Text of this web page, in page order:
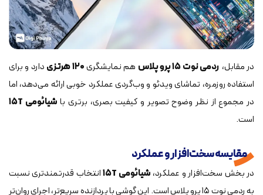
در مقابل، ردمی نوت ۱۵ پرو پلاس هم نمایشگری۱۲۰ هرتزی
دارد و برای
استفاده روزمره، تماشای ویدئو و وب‌گردی عملکرد خوبی ارائه می‌دهد، اما
در مجموع از نظر وضوح تصویر و کیفیت بصری، برتری با شیائومی ۱۵T
است.
مقایسه سخت‌افزار و عملکرد
در بخش سخت‌افزار و عملکرد،شیائومی ۱۵T
انتخاب قدرتمندتری نسبت
به ردمی نوت ۱۵ پرو پلاس است. این گوشی با پردازنده سریع‌تر، اجرای روان‌تر